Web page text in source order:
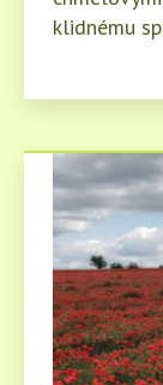
klidnému